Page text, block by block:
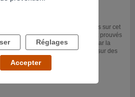
ne pouvons vous donner un avis sur cet
des faits scientifiquement prouvés
aux personnes concernées par la
vocation à exprimer une opinion sur des
drogues.
Réglages
Accepter